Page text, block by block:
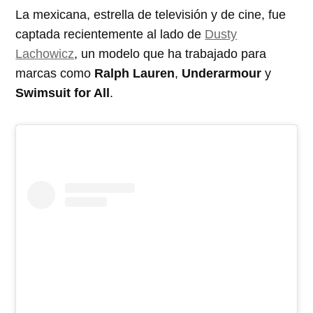
La mexicana, estrella de televisión y de cine, fue
captada recientemente al lado de Dusty
Lachowicz, un modelo que ha trabajado para
marcas como Ralph Lauren, Underarmour y
Swimsuit for All.